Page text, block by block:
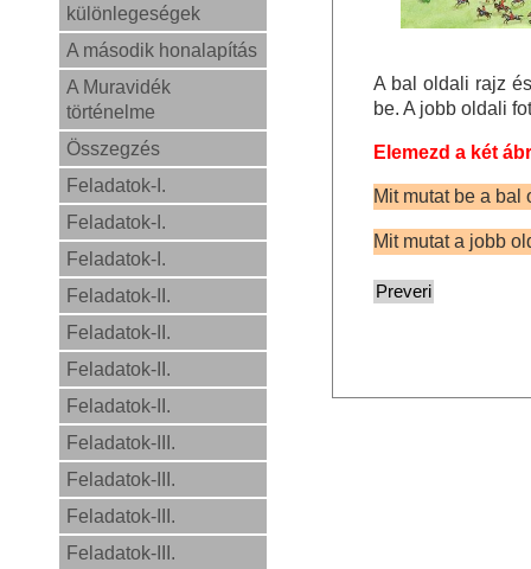
különlegeségek
A második honalapítás
A Muravidék
történelme
Összegzés
Feladatok-I.
Feladatok-I.
Feladatok-I.
Feladatok-II.
Feladatok-II.
Feladatok-II.
Feladatok-II.
Feladatok-III.
Feladatok-III.
Feladatok-III.
Feladatok-III.
A bal oldali rajz
be. A jobb oldali
Elemezd a két
Mit mutat be a
Mit mutat a jobb